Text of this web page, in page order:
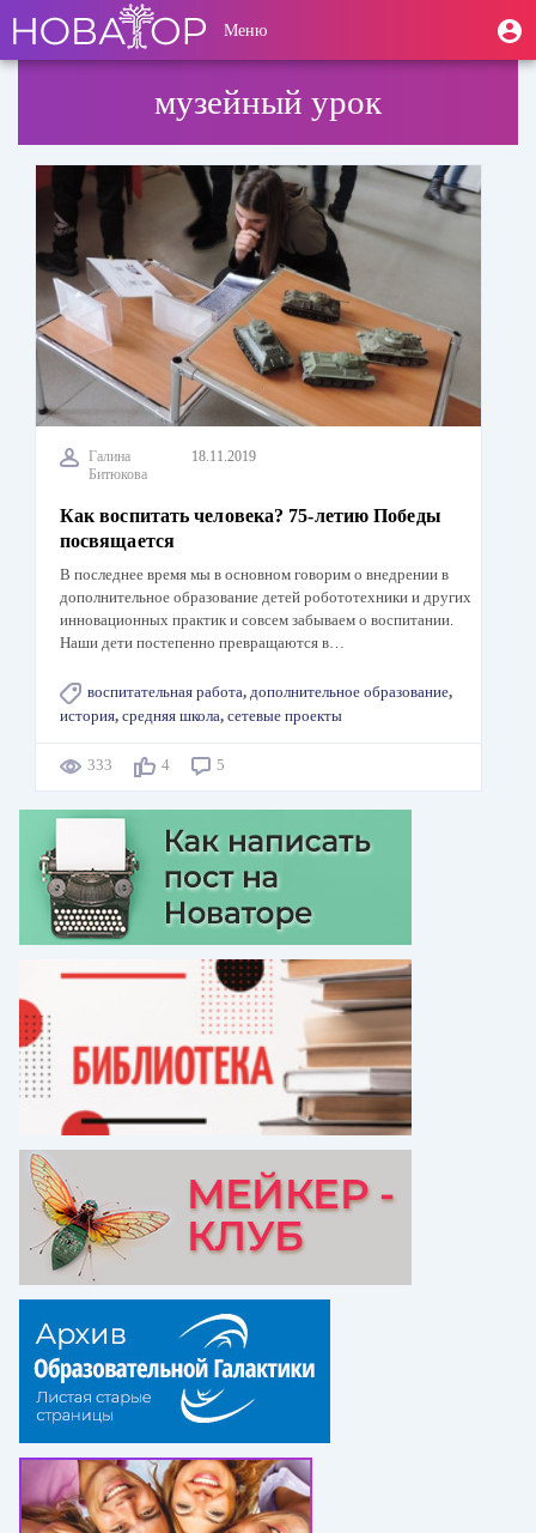
основному
User
account
Меню
музейный урок
Галина
Битюкова
18.11.2019
Как воспитать человека? 75-летию Победы
посвящается
В последнее время мы в основном говорим о внедрении в
дополнительное образование детей робототехники и других
инновационных практик и совсем забываем о воспитании.
Наши дети постепенно превращаются в…
воспитательная работа, дополнительное образование,
история, средняя школа, сетевые проекты
333 4 5